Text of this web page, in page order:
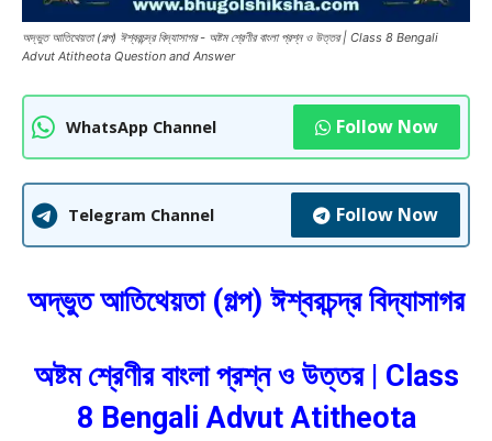
অদ্ভুত আতিথেয়তা (গল্প) ঈশ্বরচন্দ্র বিদ্যাসাগর - অষ্টম শ্রেণীর বাংলা প্রশ্ন ও উত্তর | Class 8 Bengali
Advut Atitheota Question and Answer
WhatsApp Channel Follow Now
Telegram Channel Follow Now
অদ্ভুত আতিথেয়তা (গল্প) ঈশ্বরচন্দ্র বিদ্যাসাগর
অষ্টম শ্রেণীর বাংলা প্রশ্ন ও উত্তর | Class
8 Bengali Advut Atitheota